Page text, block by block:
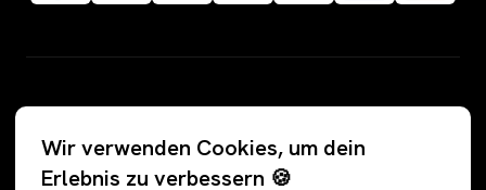
Alle Angebote
Hosen
Wir verwenden Cookies, um dein
Erlebnis zu verbessern 🍪